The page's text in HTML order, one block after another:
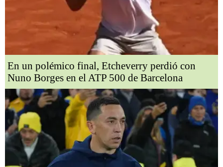
En un polémico final, Etcheverry perdió con
Nuno Borges en el ATP 500 de Barcelona